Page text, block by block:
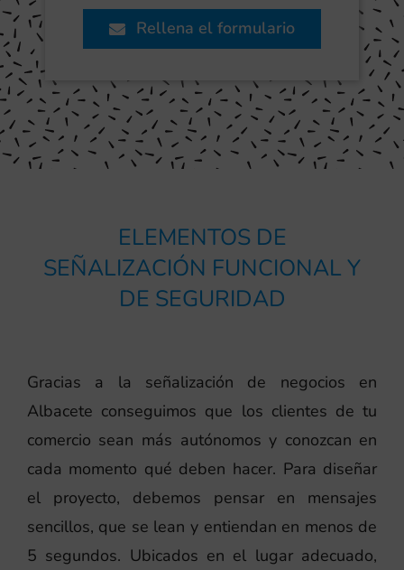
Rellena el formulario
ELEMENTOS DE
SEÑALIZACIÓN FUNCIONAL Y
DE SEGURIDAD
Gracias a la señalización de negocios en
Albacete conseguimos que los clientes de tu
comercio sean más autónomos y conozcan en
cada momento qué deben hacer. Para diseñar
el proyecto, debemos pensar en mensajes
sencillos, que se lean y entiendan en menos de
5 segundos. Ubicados en el lugar adecuado,